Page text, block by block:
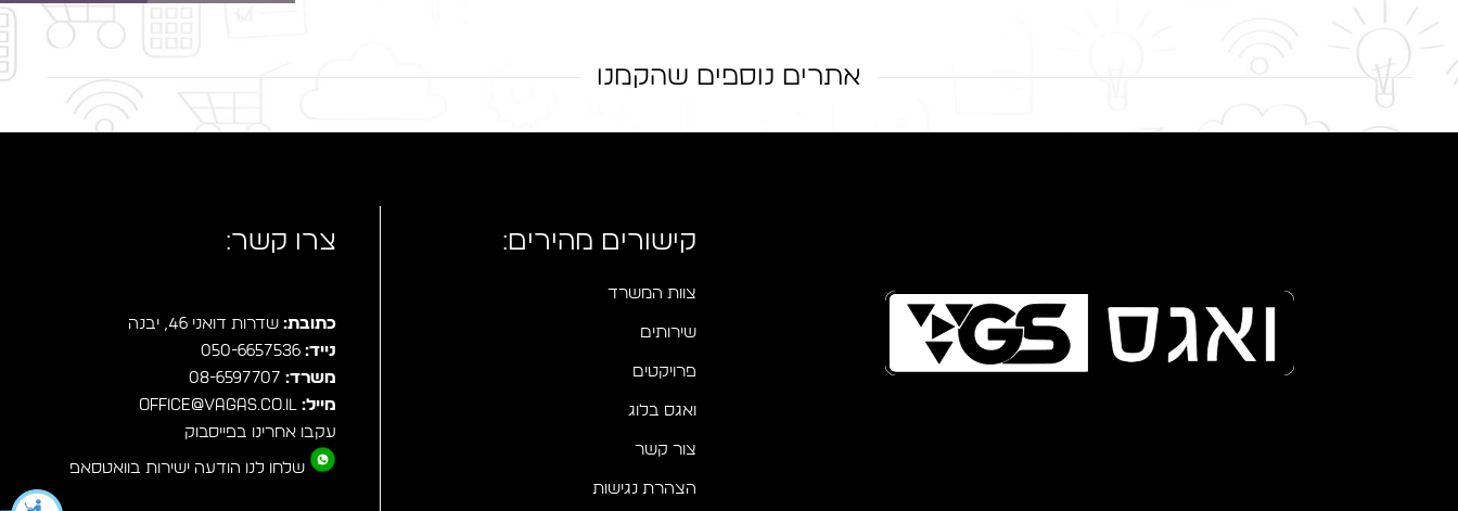
אתרים נוספים שהקמנו
קישורים מהירים:
צוות המשרד
שירותים
פרויקטים
ואגס בלוג
צור קשר
הצהרת נגישות
צרו קשר:
כתובת: שדרות דואני 46, יבנה
נייד: 050-6657536
משרד: 08-6597707
מייל: office@vagas.co.il
עקבו אחרינו בפייסבוק
שלחו לנו הודעה ישירות בוואטסאפ